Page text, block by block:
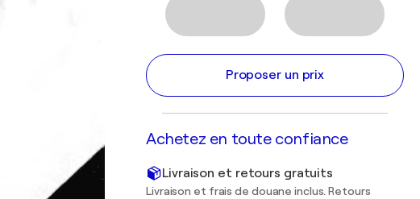
Proposer un prix
Achetez en toute confiance
Livraison et retours gratuits
Livraison et frais de douane inclus. Retours